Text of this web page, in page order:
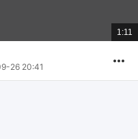
總
共
1:11
26 20:41